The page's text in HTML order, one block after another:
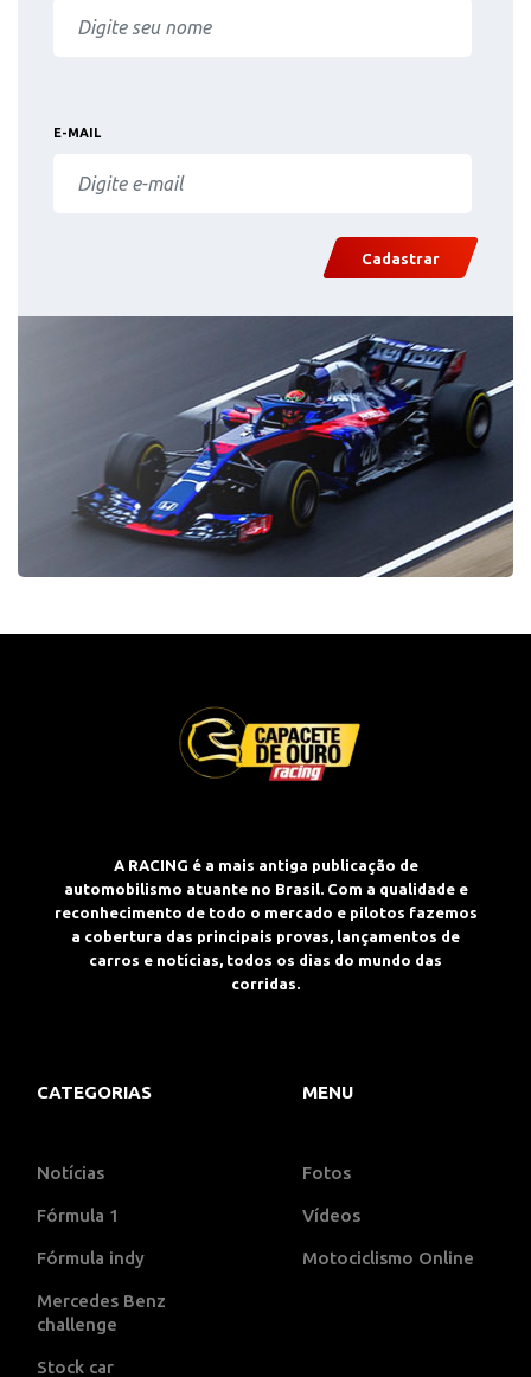
E-MAIL
Cadastrar
A RACING é a mais antiga publicação de
automobilismo atuante no Brasil. Com a qualidade e
reconhecimento de todo o mercado e pilotos fazemos
a cobertura das principais provas, lançamentos de
carros e notícias, todos os dias do mundo das
corridas.
CATEGORIAS
Notícias
Fórmula 1
Fórmula indy
Mercedes Benz
challenge
Stock car
MENU
Fotos
Vídeos
Motociclismo Online